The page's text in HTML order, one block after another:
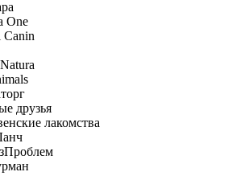
One
Canin
друзья
лакомства